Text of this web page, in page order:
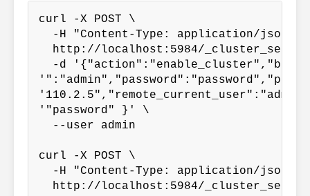
curl -X POST \
  -H "Content-Type: application/json" \
http://localhost:5984/_cluster_setup
-d
'"password" }' \
  --user admin
curl -X POST \
  -H "Content-Type: application/json" \
http://localhost:5984/_cluster_setup